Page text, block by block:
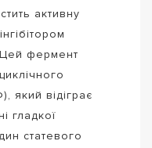
активну
фермент
який відіграє
гладкої
статевого